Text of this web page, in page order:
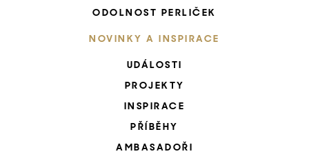
ODOLNOST PERLIČEK
NOVINKY A INSPIRACE
UDÁLOSTI
PROJEKTY
INSPIRACE
PŘÍBĚHY
AMBASADOŘI